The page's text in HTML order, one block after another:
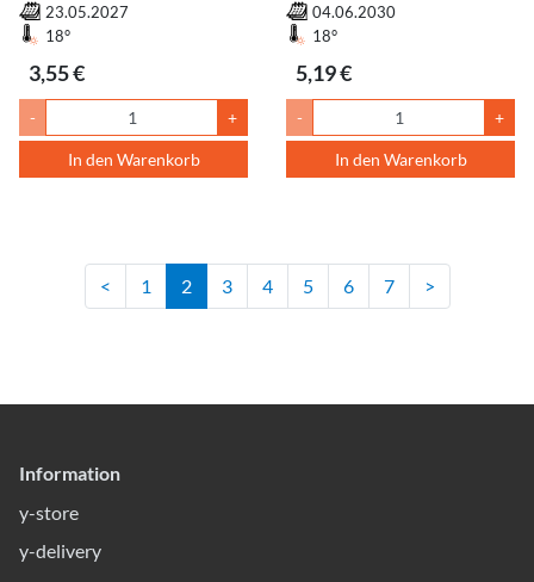
23.05.2027
18°
3,55 €
- +
In den Warenkorb
04.06.2030
18°
5,19 €
- +
In den Warenkorb
< 1 2 3 4 5 6 7 >
Information
y-store
y-delivery